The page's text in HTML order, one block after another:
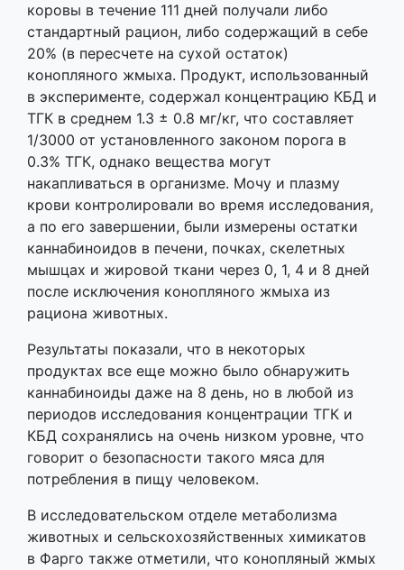
коровы в течение 111 дней получали либо
стандартный рацион, либо содержащий в себе
20% (в пересчете на сухой остаток)
конопляного жмыха. Продукт, использованный
в эксперименте, содержал концентрацию КБД и
ТГК в среднем 1.3 ± 0.8 мг/кг, что составляет
1/3000 от установленного законом порога в
0.3% ТГК, однако вещества могут
накапливаться в организме. Мочу и плазму
крови контролировали во время исследования,
а по его завершении, были измерены остатки
каннабиноидов в печени, почках, скелетных
мышцах и жировой ткани через 0, 1, 4 и 8 дней
после исключения конопляного жмыха из
рациона животных.
Результаты показали, что в некоторых
продуктах все еще можно было обнаружить
каннабиноиды даже на 8 день, но в любой из
периодов исследования концентрации ТГК и
КБД сохранялись на очень низком уровне, что
говорит о безопасности такого мяса для
потребления в пищу человеком.
В исследовательском отделе метаболизма
животных и сельскохозяйственных химикатов
в Фарго также отметили, что конопляный жмых